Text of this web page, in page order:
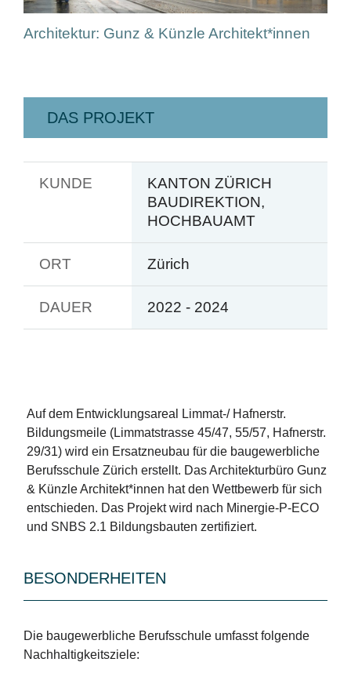
Architektur: Gunz & Künzle Architekt*innen
DAS PROJEKT
KUNDE
KANTON ZÜRICH
BAUDIREKTION,
HOCHBAUAMT
ORT Zürich
DAUER 2022 - 2024
Auf dem Entwicklungsareal Limmat-/ Hafnerstr.
Bildungsmeile (Limmatstrasse 45/47, 55/57, Hafnerstr.
29/31) wird ein Ersatzneubau für die baugewerbliche
Berufsschule Zürich erstellt. Das Architekturbüro Gunz
& Künzle Architekt*innen hat den Wettbewerb für sich
entschieden. Das Projekt wird nach Minergie-P-ECO
und SNBS 2.1 Bildungsbauten zertifiziert.
BESONDERHEITEN
Die baugewerbliche Berufsschule umfasst folgende
Nachhaltigkeitsziele: